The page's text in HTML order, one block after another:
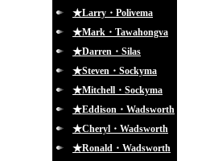
★Larry・Polivema
★Mark・Tawahongva
★Darren・Silas
★Steven・Sockyma
★Mitchell・Sockyma
★Eddison・Wadsworth
★Cheryl・Wadsworth
★Ronald・Wadsworth